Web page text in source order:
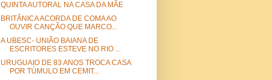
QUINTA AUTORAL NA CASA DA MÃE
BRITÂNICA ACORDA DE COMA AO
OUVIR CANÇÃO QUE MARCO...
A UBESC- UNIÃO BAIANA DE
ESCRITORES ESTEVE NO RIO ...
URUGUAIO DE 83 ANOS TROCA CASA
POR TÚMULO EM CEMIT...